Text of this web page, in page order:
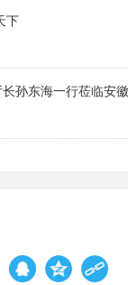
下
孙东海一行莅临安